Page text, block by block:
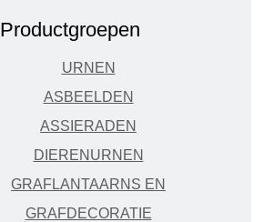
Productgroepen
URNEN
ASBEELDEN
ASSIERADEN
DIERENURNEN
GRAFLANTAARNS EN
GRAFDECORATIE